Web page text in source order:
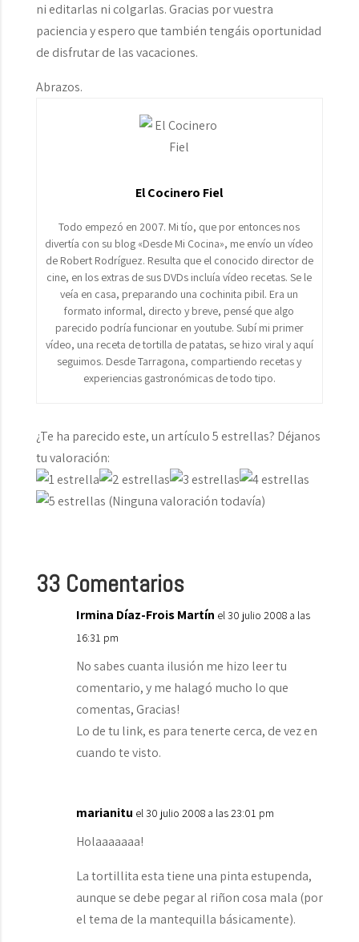
ni editarlas ni colgarlas. Gracias por vuestra
paciencia y espero que también tengáis oportunidad
de disfrutar de las vacaciones.
Abrazos.
El Cocinero Fiel
Todo empezó en 2007. Mi tío, que por entonces nos
divertía con su blog «Desde Mi Cocina», me envío un vídeo
de Robert Rodríguez. Resulta que el conocido director de
cine, en los extras de sus DVDs incluía vídeo recetas. Se le
veía en casa, preparando una cochinita pibil. Era un
formato informal, directo y breve, pensé que algo
parecido podría funcionar en youtube. Subí mi primer
vídeo, una receta de tortilla de patatas, se hizo viral y aquí
seguimos. Desde Tarragona, compartiendo recetas y
experiencias gastronómicas de todo tipo.
¿Te ha parecido este, un artículo 5 estrellas? Déjanos
tu valoración:
(Ninguna valoración todavía)
33 Comentarios
Irmina Díaz-Frois Martín el 30 julio 2008 a las
16:31 pm
No sabes cuanta ilusión me hizo leer tu
comentario, y me halagó mucho lo que
comentas, Gracias!
Lo de tu link, es para tenerte cerca, de vez en
cuando te visto.
marianitu el 30 julio 2008 a las 23:01 pm
Holaaaaaaa!
La tortillita esta tiene una pinta estupenda,
aunque se debe pegar al riñon cosa mala (por
el tema de la mantequilla básicamente).